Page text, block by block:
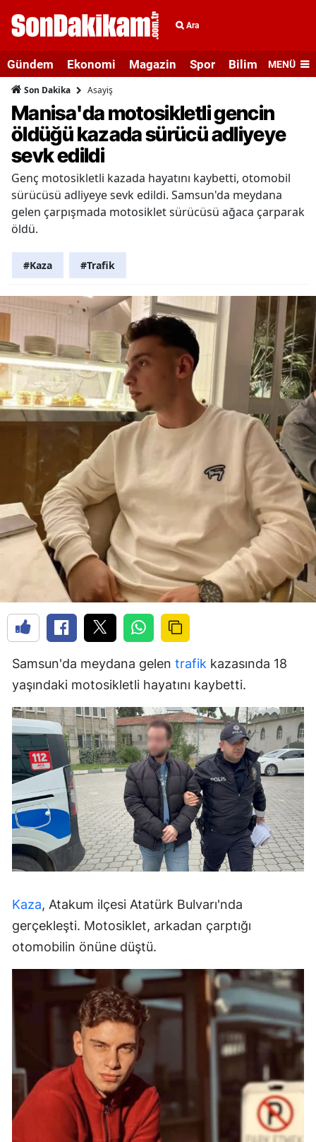
Ara
Gündem Ekonomi Magazin Spor Bilim veMENÜ
Son Dakika Asayiş
Manisa'da motosikletli gencin
öldüğü kazada sürücü adliyeye
sevk edildi
Genç motosikletli kazada hayatını kaybetti, otomobil
sürücüsü adliyeye sevk edildi. Samsun'da meydana
gelen çarpışmada motosiklet sürücüsü ağaca çarparak
öldü.
#Kaza #Trafik
Samsun'da meydana gelen trafik kazasında 18
yaşındaki motosikletli hayatını kaybetti.
Kaza, Atakum ilçesi Atatürk Bulvarı'nda
gerçekleşti. Motosiklet, arkadan çarptığı
otomobilin önüne düştü.